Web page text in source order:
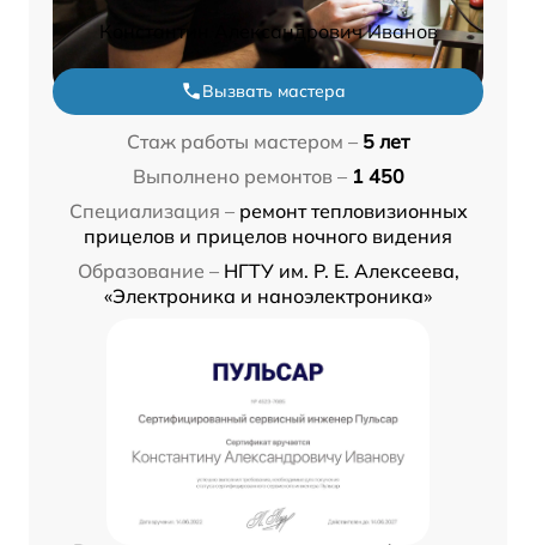
Константин Александрович Иванов
Вызвать мастера
Стаж работы мастером – 5 лет
Выполнено ремонтов – 1 450
Специализация – ремонт тепловизионных
прицелов и прицелов ночного видения
Образование – НГТУ им. Р. Е. Алексеева,
«Электроника и наноэлектроника»